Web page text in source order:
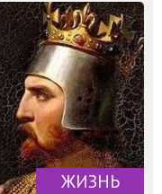
ЖИЗНЬ